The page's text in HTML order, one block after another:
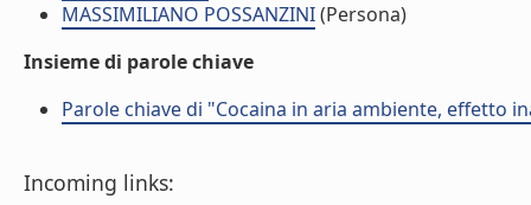
MASSIMILIANO POSSANZINI(Persona)
Insieme di parole chiave
Parole chiave di "Cocaina in aria ambiente, effetto
Incoming links: